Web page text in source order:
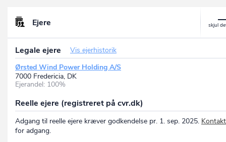
Flensborgvej 185, 6200 Aabenraa, DK
P-nr.: 1021582278
Lauritzens Plads 1, 9000 Aalborg, DK
Virum
P-nr.: 1023749455
Teknikerbyen 25, 2830 Virum, DK
Nysted Havmøllepark
P-nr.: 1017586781
Havnegade 1, 4874 Gedser, DK
Anholt site
P-nr.: 1017587001
Nordre Kajgade 13, 8500 Grenaa, DK
Ejere
Legale ejere
Vis ejerhistorik
Ørsted Wind Power Holding A/S
7000 Fredericia, DK
Ejerandel: 100%
Reelle ejere (registreret på cvr.dk)
Adgang til reelle ejere kræver godkendelse pr. 1. sep. 2025.
for adgang.